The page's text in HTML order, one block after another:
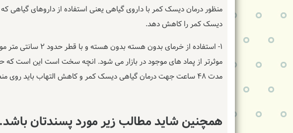
منظور درمان دیسک کمر با داروی گیاهی یعنی استفاده از داروهای گیاهی
دیسک کمر را کاهش دهد.
۱- استفاده از خرمای بدون
موثرتر از پماد های موجود در بازار می شود. انچه سخت است این است
مدت ۴۸ ساعت جهت درمان گیاهی دیسک کمر و کاهش التهاب باید روی منطقه التهاب قرار گیرد
همچنین شاید مطالب زیر مورد پسندتان